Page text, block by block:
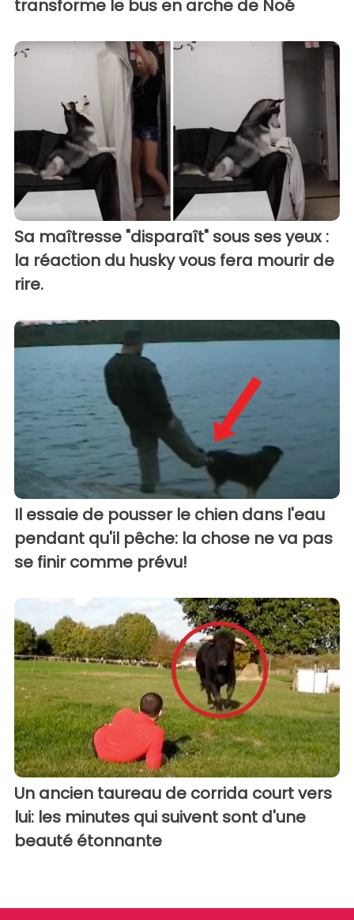
transforme le bus en arche de Noé
Sa maîtresse "disparaît" sous ses yeux :
la réaction du husky vous fera mourir de
rire.
Il essaie de pousser le chien dans l'eau
pendant qu'il pêche: la chose ne va pas
se finir comme prévu!
Un ancien taureau de corrida court vers
lui: les minutes qui suivent sont d'une
beauté étonnante